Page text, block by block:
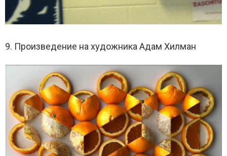
9. Произведение на художника Адам Хилман